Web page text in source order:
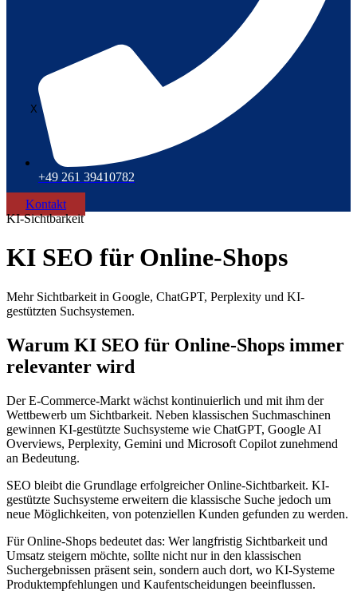
X
+49 261 39410782
Kontakt
KI-Sichtbarkeit
KI SEO für Online-Shops
Mehr Sichtbarkeit in Google, ChatGPT, Perplexity und KI-
gestützten Suchsystemen.
Warum KI SEO für Online-Shops immer
relevanter wird
Der E-Commerce-Markt wächst kontinuierlich und mit ihm der
Wettbewerb um Sichtbarkeit. Neben klassischen Suchmaschinen
gewinnen KI-gestützte Suchsysteme wie ChatGPT, Google AI
Overviews, Perplexity, Gemini und Microsoft Copilot zunehmend
an Bedeutung.
SEO bleibt die Grundlage erfolgreicher Online-Sichtbarkeit. KI-
gestützte Suchsysteme erweitern die klassische Suche jedoch um
neue Möglichkeiten, von potenziellen Kunden gefunden zu werden.
Für Online-Shops bedeutet das: Wer langfristig Sichtbarkeit und
Umsatz steigern möchte, sollte nicht nur in den klassischen
Suchergebnissen präsent sein, sondern auch dort, wo KI-Systeme
Produktempfehlungen und Kaufentscheidungen beeinflussen.